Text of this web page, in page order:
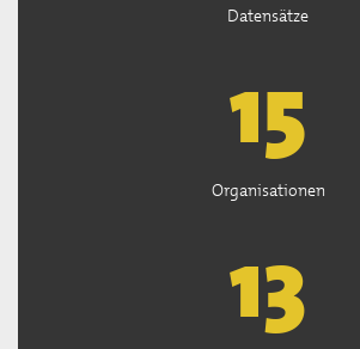
Datensätze
15
Organisationen
13